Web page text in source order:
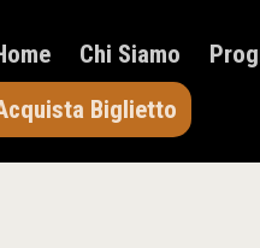
Chi Siamo
Biglietto
CHI
VISITA
ESPONI